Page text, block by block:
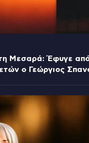
Μεσαρά: Έφυγε
ετών ο Γεώργιος